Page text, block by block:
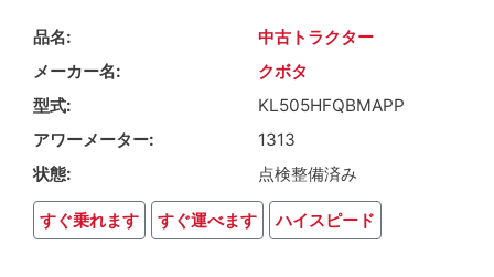
品名
中古トラクター
メーカー名
クボタ
型式
KL505HFQBMAPP
アワーメーター
1313
状態
点検整備済み
すぐ乗れます すぐ運べます ハイスピード